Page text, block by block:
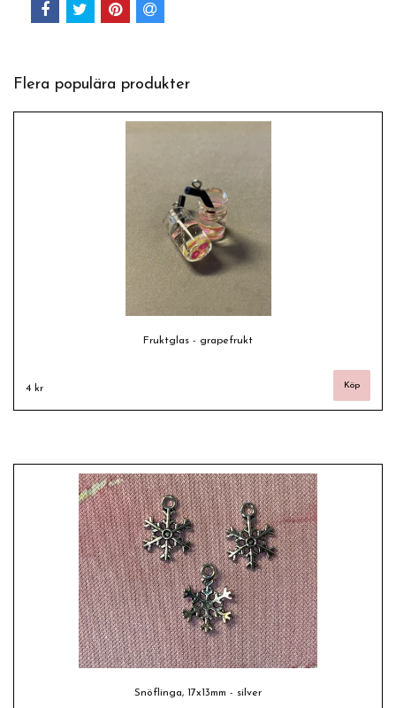
Flera populära produkter
Fruktglas - grapefrukt
4 kr
Snöflinga, 17x13mm - silver